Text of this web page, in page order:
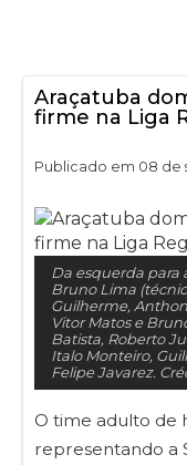
Araçatuba
firme na Liga
Publicado em 08 de
Da esquerda para
Bruno Lima
Guilherme,
Vitor Matos e
Batista, Roberto
Italo Monteiro,
Felipe Javarez.
O time adulto de
representando a